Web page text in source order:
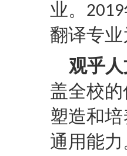
业。 2019
翻译专
观乎
盖全校
塑造和
通用能